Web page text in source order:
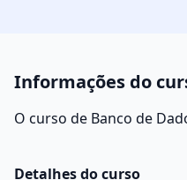
Informações do
O curso de Banco de
Detalhes do curso